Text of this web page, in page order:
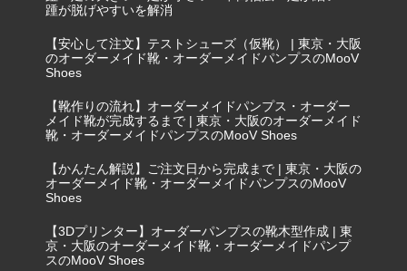
踵が脱げやすいを解消
【安心して注文】テストシューズ（仮靴） | 東京・大阪
のオーダーメイド靴・オーダーメイドパンプスのMooV
Shoes
【靴作りの流れ】オーダーメイドパンプス・オーダー
メイド靴が完成するまで | 東京・大阪のオーダーメイド
靴・オーダーメイドパンプスのMooV Shoes
【かんたん解説】ご注文日から完成まで | 東京・大阪の
オーダーメイド靴・オーダーメイドパンプスのMooV
Shoes
【3Dプリンター】オーダーパンプスの靴木型作成 | 東
京・大阪のオーダーメイド靴・オーダーメイドパンプ
スのMooV Shoes